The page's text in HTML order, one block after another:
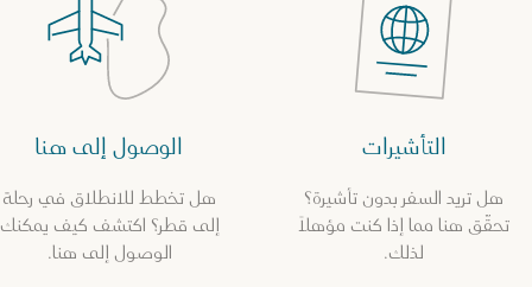
التأشيرات
هل تريد السفر بدون تأشيرة؟
تحقّق هنا مما إذا كنت مؤهلاً
لذلك.
الوصول إلى هنا
هل تخطط للانطلاق في رحلة
إلى قطر؟ اكتشف كيف يمكنك
الوصول إلى هنا.